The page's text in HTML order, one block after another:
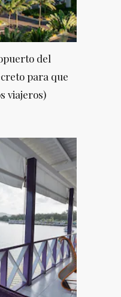
del
para que
viajeros)